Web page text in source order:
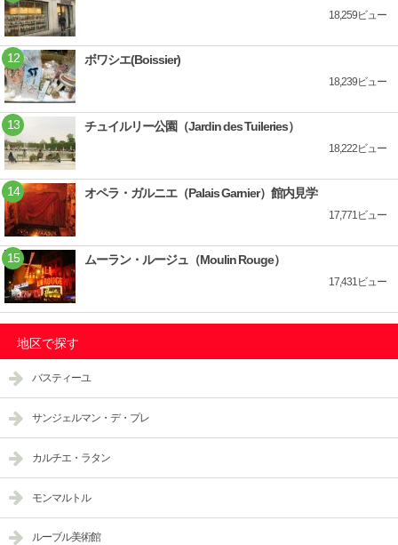
18,259ビュー
ボワシエ(Boissier)
18,239ビュー
チュイルリー公園（Jardin des Tuileries）
18,222ビュー
オペラ・ガルニエ（Palais Garnier）館内見学
17,771ビュー
ムーラン・ルージュ（Moulin Rouge）
17,431ビュー
地区で探す
バスティーユ
サンジェルマン・デ・プレ
カルチエ・ラタン
モンマルトル
ルーブル美術館